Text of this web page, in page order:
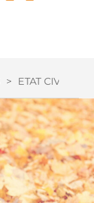
> ETAT CIVIL